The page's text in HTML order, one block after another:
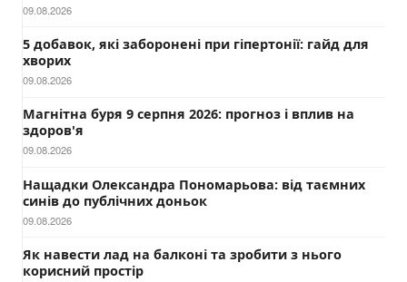
09.08.2026
5 добавок, які заборонені при гіпертонії: гайд для
хворих
09.08.2026
Магнітна буря 9 серпня 2026: прогноз і вплив на
здоров'я
09.08.2026
Нащадки Олександра Пономарьова: від таємних
синів до публічних доньок
09.08.2026
Як навести лад на балконі та зробити з нього
корисний простір